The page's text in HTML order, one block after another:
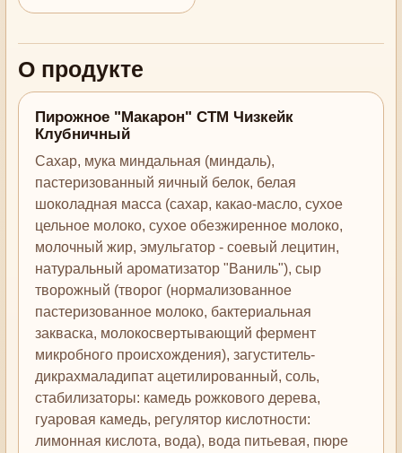
О продукте
Пирожное "Макарон" СТМ Чизкейк
Клубничный
Сахар, мука миндальная (миндаль),
пастеризованный яичный белок, белая
шоколадная масса (сахар, какао-масло, сухое
цельное молоко, сухое обезжиренное молоко,
молочный жир, эмульгатор - соевый лецитин,
натуральный ароматизатор "Ваниль"), сыр
творожный (творог (нормализованное
пастеризованное молоко, бактериальная
закваска, молокосвертывающий фермент
микробного происхождения), загуститель-
дикрахмаладипат ацетилированный, соль,
стабилизаторы: камедь рожкового дерева,
гуаровая камедь, регулятор кислотности:
лимонная кислота, вода), вода питьевая, пюре